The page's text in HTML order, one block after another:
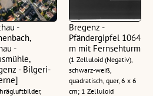
-
-
- Bilgeri-
Bregenz -
Pfändergipfel 1064
m mit Fernsehturm
(1 Zelluloid (Negativ),
schwarz-weiß,
quadratisch, quer, 6 x 6
cm; 1 Zelluloid